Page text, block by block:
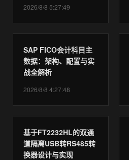
2026/8/8 5:27:49
SAP FICO会计科目主
数据：架构、配置与实
战全解析
2026/8/8 4:27:48
基于FT2232HL的双通
道隔离USB转RS485转
换器设计与实现